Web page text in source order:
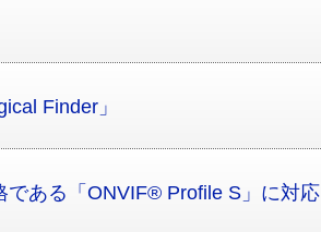
Finder」
ある「ONVIF® Profile S」に対応